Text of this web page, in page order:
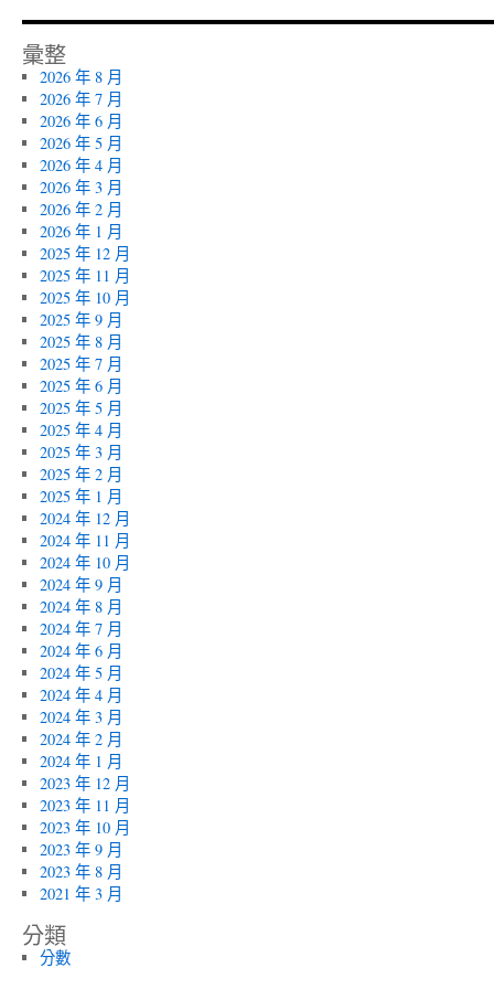
彙整
2026 年 8 月
2026 年 7 月
2026 年 6 月
2026 年 5 月
2026 年 4 月
2026 年 3 月
2026 年 2 月
2026 年 1 月
2025 年 12 月
2025 年 11 月
2025 年 10 月
2025 年 9 月
2025 年 8 月
2025 年 7 月
2025 年 6 月
2025 年 5 月
2025 年 4 月
2025 年 3 月
2025 年 2 月
2025 年 1 月
2024 年 12 月
2024 年 11 月
2024 年 10 月
2024 年 9 月
2024 年 8 月
2024 年 7 月
2024 年 6 月
2024 年 5 月
2024 年 4 月
2024 年 3 月
2024 年 2 月
2024 年 1 月
2023 年 12 月
2023 年 11 月
2023 年 10 月
2023 年 9 月
2023 年 8 月
2021 年 3 月
分類
分數